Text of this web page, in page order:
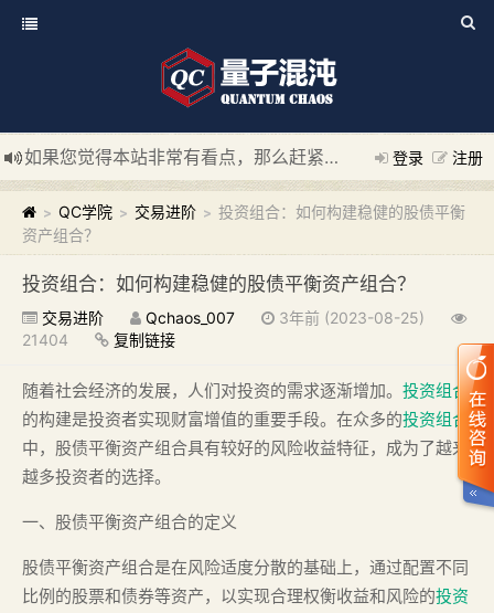
登录 注册
如果您觉得本站非常有看点，那么赶紧使用Ctrl+D 收藏我们吧
新添加量子混沌系统板块，欢迎大家访问！
---“量子混沌系
> QC学院 > 交易进阶 > 投资组合：如何构建稳健的股债平衡
资产组合？
投资组合：如何构建稳健的股债平衡资产组合？
交易进阶 Qchaos_007
3年前 (2023-08-25)
21404
复制链接
随着社会经济的发展，人们对投资的需求逐渐增加。 投资组合
的构建是投资者实现财富增值的重要手段。在众多的投资组合
中，股债平衡资产组合具有较好的风险收益特征，成为了越来
越多投资者的选择。
一、股债平衡资产组合的定义
股债平衡资产组合是在风险适度分散的基础上，通过配置不同
比例的股票和债券等资产，以实现合理权衡收益和风险的投资